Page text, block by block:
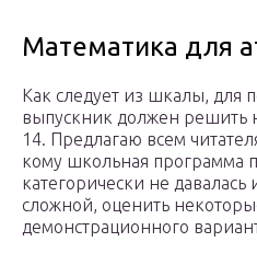
Математика для
Как следует из шкалы, для
выпускник должен решить
14. Предлагаю всем
кому школьная программа
категорически не давалась
сложной, оценить
демонстрационного